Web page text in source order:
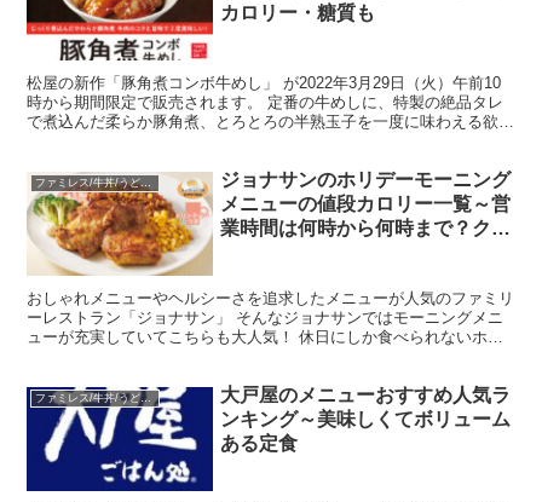
カロリー・糖質も
松屋の新作「豚角煮コンボ牛めし」 が2022年3月29日（火）午前10
時から期間限定で販売されます。 定番の牛めしに、特製の絶品タレ
で煮込んだ柔らか豚角煮、とろとろの半熟玉子を一度に味わえる欲張
ファミレス/牛丼/うどん/中華
ジョナサンのホリデーモーニング
メニューの値段カロリー一覧～営
業時間は何時から何時まで？クー
おしゃれメニューやヘルシーさを追求したメニューが人気のファミリ
ーレストラン「ジョナサン」 そんなジョナサンではモーニングメニ
ューが充実していてこちらも大人気！ 休日にしか食べられないホリ
ファミレス/牛丼/うどん/中華
大戸屋のメニューおすすめ人気ラ
ンキング～美味しくてボリューム
ある定食